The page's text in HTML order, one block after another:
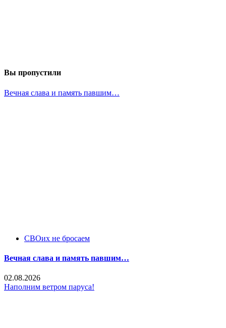
Вы пропустили
Вечная слава и память павшим…
СВОих не бросаем
Вечная слава и память павшим…
02.08.2026
Наполним ветром паруса!